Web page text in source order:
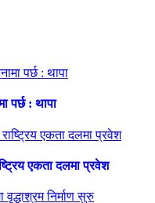
पर्छ : थापा
एकता दलमा प्रवेश